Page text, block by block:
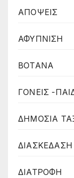
ΑΠΟΨΕΙΣ
ΑΦΥΠΝΙΣΗ
ΒΟΤΑΝΑ
ΓΟΝΕΙΣ -
ΔΗΜΟΣΙΑ
ΔΙΑΣΚΕΔΑΣΗ
ΔΙΑΤΡΟΦΗ